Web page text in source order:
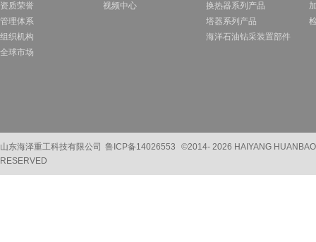
资质荣誉
管理体系
组织机构
全球市场
视频中心
换热器系列产品
塔器系列产品
海洋石油钻采装置部件
山东海泽重工科技有限公司 鲁ICP备14026553 ©2014- 2026 HAIYANG
RESERVED